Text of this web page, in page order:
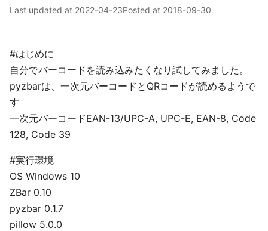
Last updated at 2022-04-23Posted at 2018-09-30
#はじめに
自分でバーコードを読み込みたくなり試してみました。
pyzbarは、一次元バーコードとQRコードが読めるようで
す
一次元バーコードEAN-13/UPC-A, UPC-E, EAN-8, Code
128, Code 39
#実行環境
OS Windows 10
ZBar 0.10
pyzbar 0.1.7
pillow 5.0.0